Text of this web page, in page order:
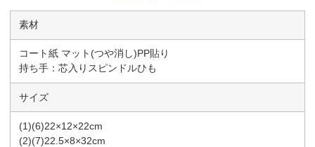
素材
コート紙 マット(つや消し)PP貼り
持ち手：芯入りスピンドルひも
サイズ
(1)(6)22×12×22cm
(2)(7)22.5×8×32cm